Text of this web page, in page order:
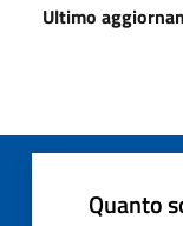
Ultimo
Quanto